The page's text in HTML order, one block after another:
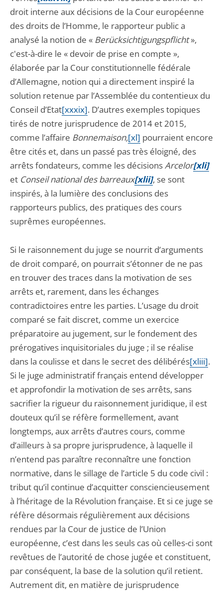
droit interne aux décisions de la Cour européenne
des droits de l’Homme, le rapporteur public a
analysé la notion de « Berücksichtigungspflicht»,
c'est-à-dire le « devoir de prise en compte »,
élaborée par la Cour constitutionnelle fédérale
d’Allemagne, notion qui a directement inspiré la
solution retenue par l’Assemblée du contentieux du
Conseil d’Etat[xxxix]. D’autres exemples topiques
tirés de notre jurisprudence de 2014 et 2015,
comme l’affaire Bonnemaison,[xl] pourraient encore
être cités et, dans un passé pas très éloigné, des
arrêts fondateurs, comme les décisionsArcelor[xli]
et Conseil national des barreaux[xlii], se sont
inspirés, à la lumière des conclusions des
rapporteurs publics, des pratiques des cours
suprêmes européennes.
Si le raisonnement du juge se nourrit d’arguments
de droit comparé, on pourrait s’étonner de ne pas
en trouver des traces dans la motivation de ses
arrêts et, rarement, dans les échanges
contradictoires entre les parties. L’usage du droit
comparé se fait discret, comme un exercice
préparatoire au jugement, sur le fondement des
prérogatives inquisitoriales du juge ; il se réalise
dans la coulisse et dans le secret des délibérés[xliii].
Si le juge administratif français entend développer
et approfondir la motivation de ses arrêts, sans
sacrifier la rigueur du raisonnement juridique, il est
douteux qu’il se réfère formellement, avant
longtemps, aux arrêts d’autres cours, comme
d’ailleurs à sa propre jurisprudence, à laquelle il
n’entend pas paraître reconnaître une fonction
normative, dans le sillage de l’article 5 du code civil :
tribut qu’il continue d’acquitter consciencieusement
à l’héritage de la Révolution française. Et si ce juge se
réfère désormais régulièrement aux décisions
rendues par la Cour de justice de l’Union
européenne, c’est dans les seuls cas où celles-ci sont
revêtues de l’autorité de chose jugée et constituent,
par conséquent, la base de la solution qu’il retient.
Autrement dit, en matière de jurisprudence